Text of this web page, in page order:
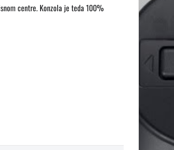
centre. Konzola je teda 100%